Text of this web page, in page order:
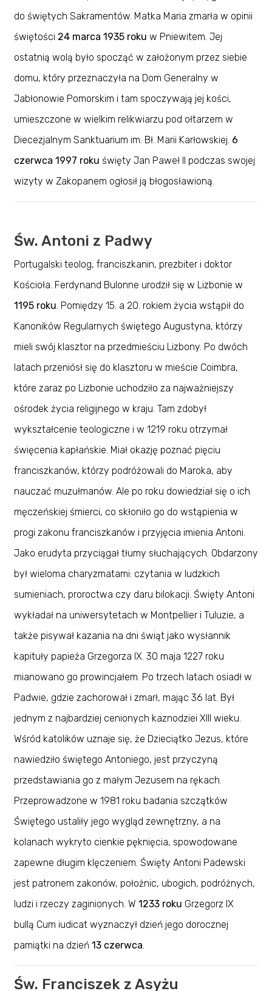
do świętych Sakramentów. Matka Maria zmarła w opinii
świętości 24 marca 1935 roku w Pniewitem. Jej
ostatnią wolą było spocząć w założonym przez siebie
domu, który przeznaczyła na Dom Generalny w
Jabłonowie Pomorskim i tam spoczywają jej kości,
umieszczone w wielkim relikwiarzu pod ołtarzem w
Diecezjalnym Sanktuarium im. Bł. Marii Karłowskiej. 6
czerwca 1997 roku święty Jan Paweł II podczas swojej
wizyty w Zakopanem ogłosił ją błogosławioną.
Św. Antoni z Padwy
Portugalski teolog, franciszkanin, prezbiter i doktor
Kościoła. Ferdynand Bulonne urodził się w Lizbonie w
1195 roku. Pomiędzy 15. a 20. rokiem życia wstąpił do
Kanoników Regularnych świętego Augustyna, którzy
mieli swój klasztor na przedmieściu Lizbony. Po dwóch
latach przeniósł się do klasztoru w mieście Coimbra,
które zaraz po Lizbonie uchodziło za najważniejszy
ośrodek życia religijnego w kraju. Tam zdobył
wykształcenie teologiczne i w 1219 roku otrzymał
święcenia kapłańskie. Miał okazję poznać pięciu
franciszkanów, którzy podróżowali do Maroka, aby
nauczać muzułmanów. Ale po roku dowiedział się o ich
męczeńskiej śmierci, co skłoniło go do wstąpienia w
progi zakonu franciszkanów i przyjęcia imienia Antoni.
Jako erudyta przyciągał tłumy słuchających. Obdarzony
był wieloma charyzmatami: czytania w ludzkich
sumieniach, proroctwa czy daru bilokacji. Święty Antoni
wykładał na uniwersytetach w Montpellier i Tuluzie, a
także pisywał kazania na dni świąt jako wysłannik
kapituły papieża Grzegorza IX. 30 maja 1227 roku
mianowano go prowincjałem. Po trzech latach osiadł w
Padwie, gdzie zachorował i zmarł, mając 36 lat. Był
jednym z najbardziej cenionych kaznodziei XIII wieku.
Wśród katolików uznaje się, że Dzieciątko Jezus, które
nawiedziło świętego Antoniego, jest przyczyną
przedstawiania go z małym Jezusem na rękach.
Przeprowadzone w 1981 roku badania szczątków
Świętego ustaliły jego wygląd zewnętrzny, a na
kolanach wykryto cienkie pęknięcia, spowodowane
zapewne długim klęczeniem. Święty Antoni Padewski
jest patronem zakonów, położnic, ubogich, podróżnych,
ludzi i rzeczy zaginionych. W 1233 roku Grzegorz IX
bullą Cum iudicat wyznaczył dzień jego dorocznej
pamiątki na dzień 13 czerwca.
Św. Franciszek z Asyżu